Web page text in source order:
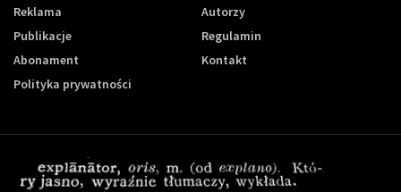
Reklama
Autorzy
Publikacje
Regulamin
Abonament
Kontakt
Polityka prywatności